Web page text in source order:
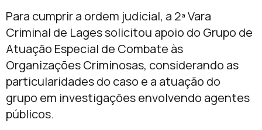
Para cumprir a ordem judicial, a 2ª Vara
Criminal de Lages solicitou apoio do Grupo de
Atuação Especial de Combate às
Organizações Criminosas, considerando as
particularidades do caso e a atuação do
grupo em investigações envolvendo agentes
públicos.